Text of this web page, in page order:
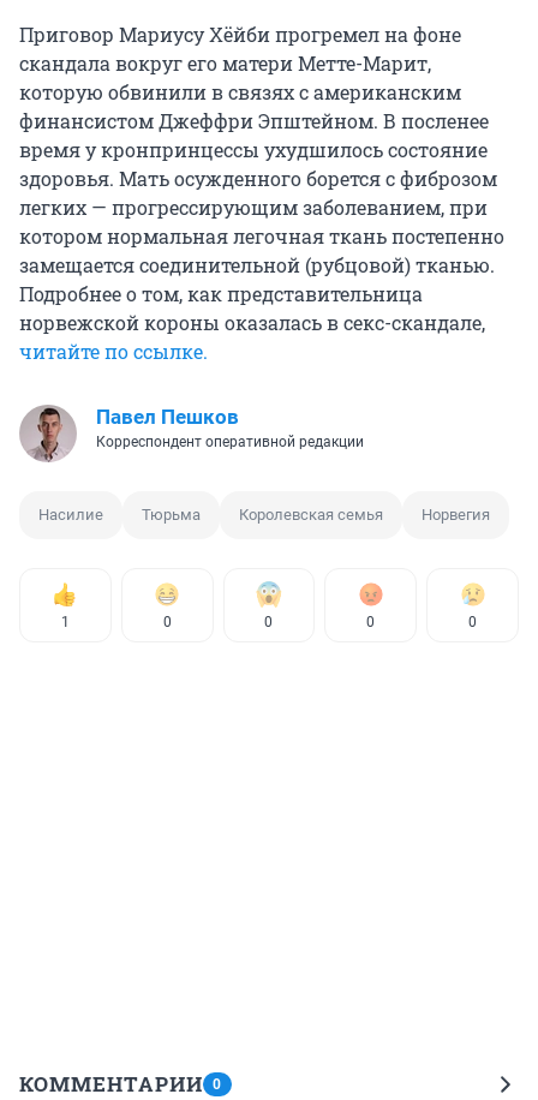
Приговор Мариусу Хёйби прогремел на фоне
скандала вокруг его матери Метте-Марит,
которую обвинили в связях с американским
финансистом Джеффри Эпштейном. В посленее
время у кронпринцессы ухудшилось состояние
здоровья. Мать осужденного борется с фиброзом
легких — прогрессирующим заболеванием, при
котором нормальная легочная ткань постепенно
замещается соединительной (рубцовой) тканью.
Подробнее о том, как представительница
норвежской короны оказалась в секс-скандале,
читайте по ссылке.
Павел Пешков
Корреспондент оперативной редакции
Насилие Тюрьма Королевская семья Норвегия
1 0 0 0 0
КОММЕНТАРИИ 0